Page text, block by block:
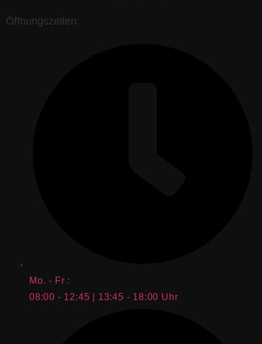
Öffnungszeiten:
Mo. - Fr :
08:00 - 12:45 | 13:45 - 18:00 Uhr